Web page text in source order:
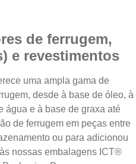
de ferrugem,
e revestimentos
uma ampla gama de
desde à base de óleo, à
água e à base de graxa até
de ferrugem em peças entre
ou para adicionou
nossas embalagens ICT®